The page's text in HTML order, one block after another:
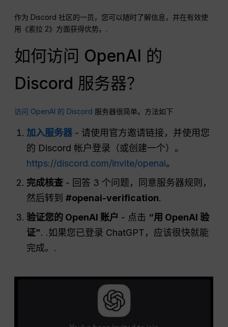
作为 Discord 社区的一员，您可以随时了解信息，并在有效使
用《索拉 2》方面获得优势。.
如何访问 OpenAI 的
Discord 服务器？
访问 OpenAI 的 Discord 服务器很简单。方法如下
加入服务器 - 请使用官方邀请链接，并使用您
的 Discord 帐户登录（或创建一个）。
https://discord.com/invite/openai。
完成核查 - 回答 3 个问题，同意服务器规则，
然后转到#openai-verification.
验证您的 OpenAI 账户 - 点击 “用 OpenAI 验
证”. .如果您已登录 ChatGPT，应该很快就能
完成。.